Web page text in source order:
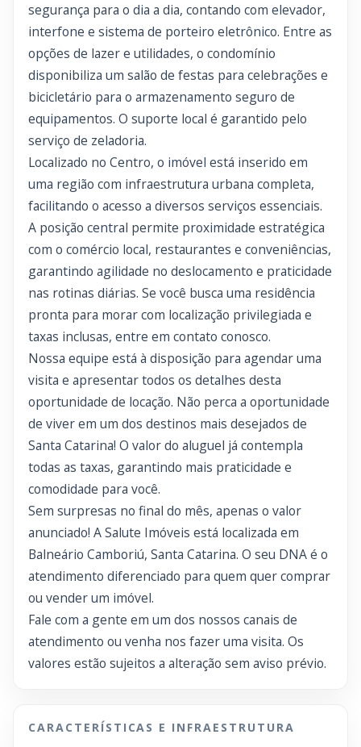
segurança para o dia a dia, contando com elevador,
interfone e sistema de porteiro eletrônico. Entre as
opções de lazer e utilidades, o condomínio
disponibiliza um salão de festas para celebrações e
bicicletário para o armazenamento seguro de
equipamentos. O suporte local é garantido pelo
serviço de zeladoria.
Localizado no Centro, o imóvel está inserido em
uma região com infraestrutura urbana completa,
facilitando o acesso a diversos serviços essenciais.
A posição central permite proximidade estratégica
com o comércio local, restaurantes e conveniências,
garantindo agilidade no deslocamento e praticidade
nas rotinas diárias. Se você busca uma residência
pronta para morar com localização privilegiada e
taxas inclusas, entre em contato conosco.
Nossa equipe está à disposição para agendar uma
visita e apresentar todos os detalhes desta
oportunidade de locação. Não perca a oportunidade
de viver em um dos destinos mais desejados de
Santa Catarina! O valor do aluguel já contempla
todas as taxas, garantindo mais praticidade e
comodidade para você.
Sem surpresas no final do mês, apenas o valor
anunciado! A Salute Imóveis está localizada em
Balneário Camboriú, Santa Catarina. O seu DNA é o
atendimento diferenciado para quem quer comprar
ou vender um imóvel.
Fale com a gente em um dos nossos canais de
atendimento ou venha nos fazer uma visita. Os
valores estão sujeitos a alteração sem aviso prévio.
CARACTERÍSTICAS E INFRAESTRUTURA